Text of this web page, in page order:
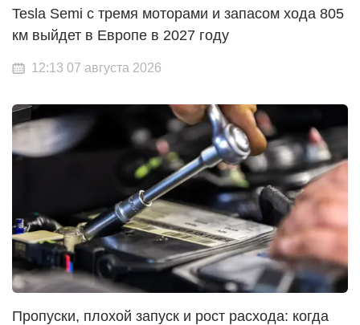
Tesla Semi с тремя моторами и запасом хода 805
км выйдет в Европе в 2027 году
12:13 07 августа 2026
Пропуски, плохой запуск и рост расхода: когда